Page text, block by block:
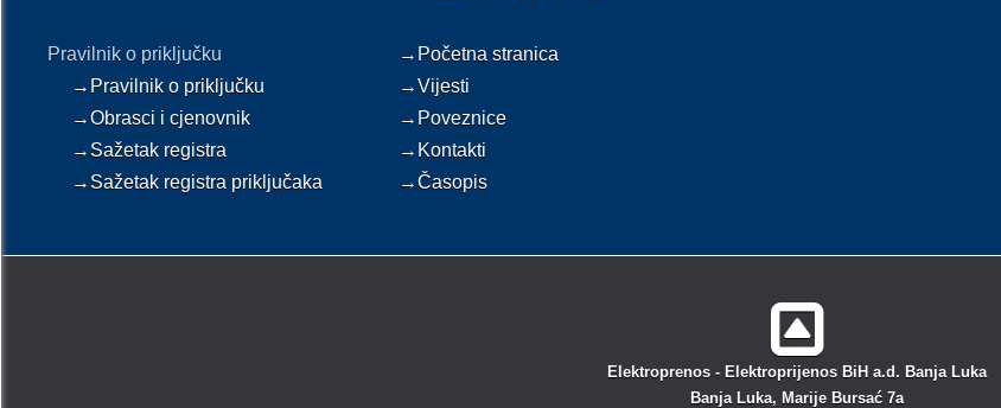
Pravilnik o priključku
→Pravilnik o priključku
→Obrasci i cjenovnik
→Sažetak registra
→Sažetak registra priključaka
→Početna stranica
→Vijesti
→Poveznice
→Kontakti
→Časopis
Elektroprenos - Elektroprijenos BiH a.d. Banja Luka
Banja Luka, Marije Bursać 7a